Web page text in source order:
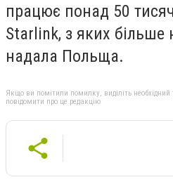
працює понад 50
Starlink, з яких більше
надала Польща.
Якщо ви помітили помилку, виділіть необхідний
повідомити про це редакцію